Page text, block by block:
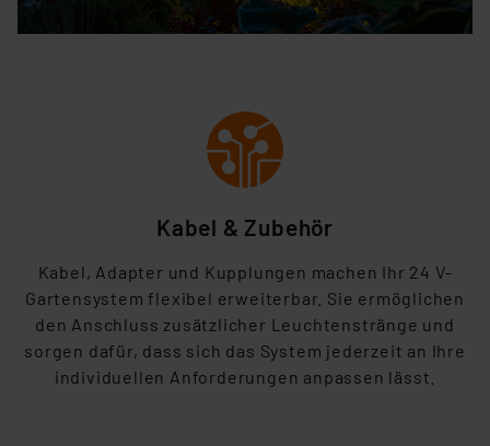
Kabel & Zubehör
Kabel, Adapter und Kupplungen machen Ihr 24 V-
Gartensystem flexibel erweiterbar. Sie ermöglichen
den Anschluss zusätzlicher Leuchtenstränge und
sorgen dafür, dass sich das System jederzeit an Ihre
individuellen Anforderungen anpassen lässt.